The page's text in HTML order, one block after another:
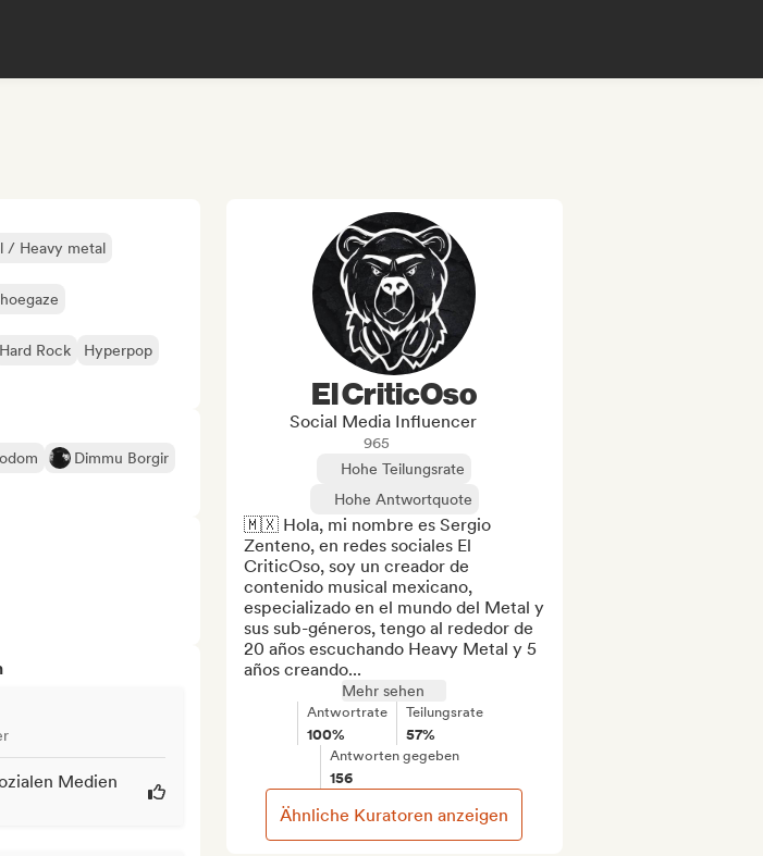
/ Heavy metal
Hard Rock
Hyperpop
Dimmu Borgir
Medien
El CriticOso
Social Media Influencer
965
Hohe Teilungsrate
Hohe Antwortquote
🇲🇽 Hola, mi nombre es Sergio
Zenteno, en redes sociales El
CriticOso, soy un creador de
contenido musical mexicano,
especializado en el mundo del Metal y
sus sub-géneros, tengo al rededor de
20 años escuchando Heavy Metal y 5
años creando...
Mehr sehen
Antwortrate
100%
Teilungsrate
57%
Antworten gegeben
156
Ähnliche Kuratoren anzeigen